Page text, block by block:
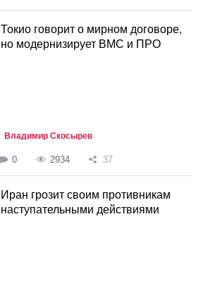
Токио говорит о мирном договоре,
но модернизирует ВМС и ПРО
Владимир Скосырев
0 2934 37
Иран грозит своим противникам
наступательными действиями